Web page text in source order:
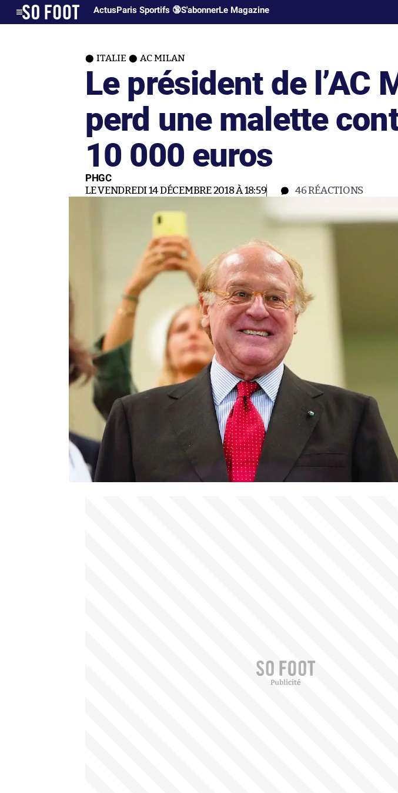
ActusParis Sportifs 🔞S'abonnerLe Magazine
ITALIE AC MILAN
Le président de l’AC
perd une malette
10 000 euros
PHGC
LE VENDREDI 14 DÉCEMBRE 2018 À 18:59 46RÉACTIONS